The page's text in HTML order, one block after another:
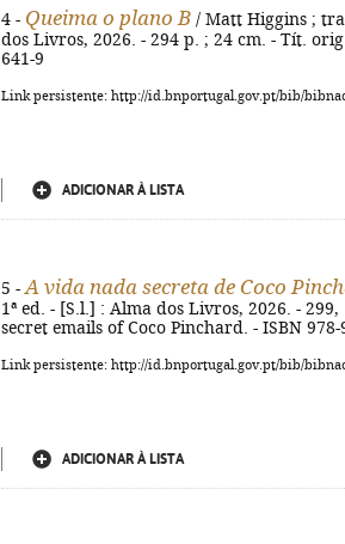
4 - Queima o plano B / Matt Higgins ;
dos Livros, 2026. - 294 p. ; 24 cm. - Tít.
641-9
Link persistente: http://id.bnportugal.gov.pt/bib/
ADICIONAR À LISTA
5 - A vida nada secreta de Coco
1ª ed. - [S.l.] : Alma dos Livros, 2026. -
secret emails of Coco Pinchard. - ISBN 978-
Link persistente: http://id.bnportugal.gov.pt/bib/
ADICIONAR À LISTA